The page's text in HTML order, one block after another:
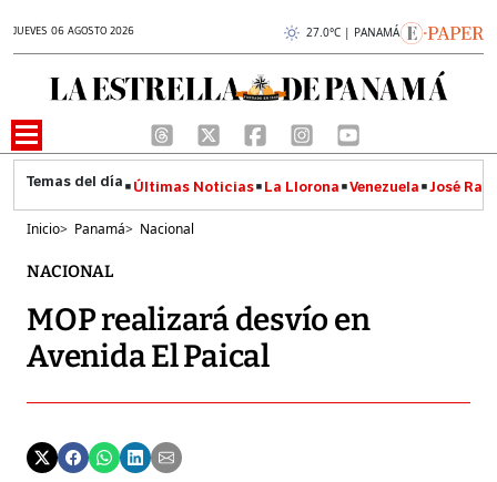
JUEVES 06 AGOSTO 2026 27.0°C | PANAMÁ
Últimas Noticias La Llorona Venezuela José
Inicio> Panamá> Nacional
NACIONAL
MOP realizará desvío en
Avenida El Paical